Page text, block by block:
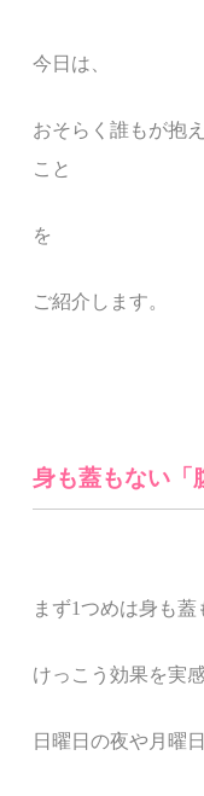
今日は、
おそらく誰もが抱
こと
を
ご紹介します。
身も蓋もない「
まず1つめは身も蓋
けっこう効果を実
日曜日の夜や月曜